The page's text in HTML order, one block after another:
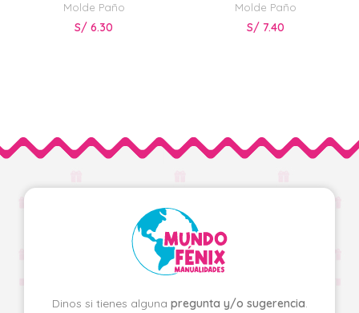
Molde Paño
S/ 6.30
Molde Paño
S/7.40
Dinos si tienes alguna pregunta y/o sugerencia